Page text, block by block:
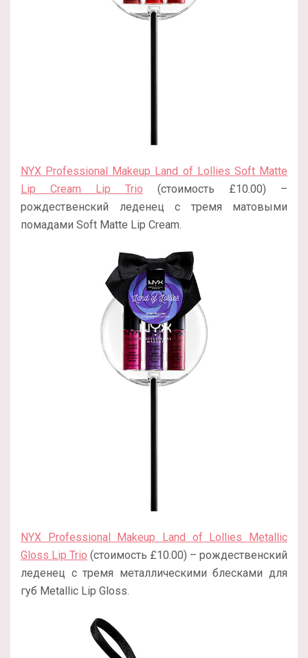
NYX Professional Makeup Land of Lollies Soft Matte
Lip Cream Lip Trio (стоимость £10.00) –
рождественский леденец с тремя матовыми
помадами Soft Matte Lip Cream.
NYX Professional Makeup Land of Lollies Metallic
Gloss Lip Trio (стоимость £10.00) – рождественский
леденец с тремя металлическими блесками для
губ Metallic Lip Gloss.